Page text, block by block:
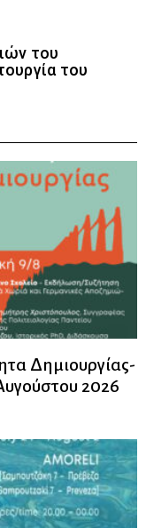
του
του
Δημιουργίας-
2026